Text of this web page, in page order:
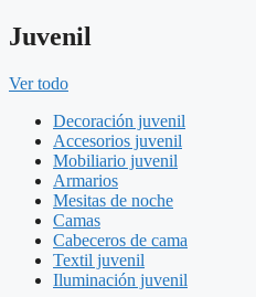
Juvenil
Ver todo
Decoración juvenil
Accesorios juvenil
Mobiliario juvenil
Armarios
Mesitas de noche
Camas
Cabeceros de cama
Textil juvenil
Iluminación juvenil